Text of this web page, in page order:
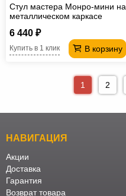
Стул мастера Монро-мини на
металлическом каркасе
6 440 ₽
В корзину
Купить в 1 клик
1 2
НАВИГАЦИЯ
Акции
Доставка
Гарантия
Возврат товара